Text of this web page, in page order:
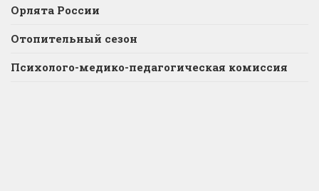
Орлята России
Отопительный сезон
Психолого-медико-педагогическая комиссия